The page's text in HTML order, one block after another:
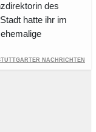
des
hatte ihr im
Nachrichten